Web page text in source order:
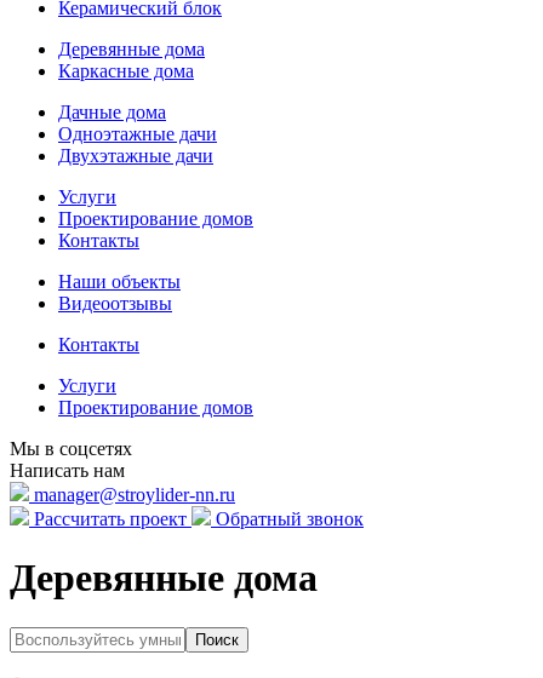
Керамический блок
Деревянные дома
Каркасные дома
Дачные дома
Одноэтажные дачи
Двухэтажные дачи
Услуги
Проектирование домов
Контакты
Наши объекты
Видеоотзывы
Контакты
Услуги
Проектирование домов
Мы в соцсетях
Написать нам
manager@stroylider-nn.ru
Рассчитать проект
Обратный звонок
Деревянные дома